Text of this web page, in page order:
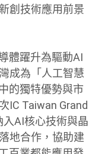
創技術應用前景
體躍升為驅動AI
成為「人工智慧
的獨特優勢與市
IC Taiwan Grand
AI核心技術與晶
地合作，協助建